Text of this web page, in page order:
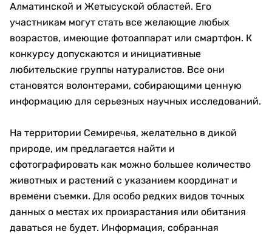
Алматинской и Жетысуской областей. Его
участникам могут стать все желающие любых
возрастов, имеющие фотоаппарат или смартфон. К
конкурсу допускаются и инициативные
любительские группы натуралистов. Все они
становятся волонтерами, собирающими ценную
информацию для серьезных научных исследований.
На территории Семиречья, желательно в дикой
природе, им предлагается найти и
сфотографировать как можно большее количество
животных и растений с указанием координат и
времени съемки. Для особо редких видов точных
данных о местах их произрастания или обитания
даваться не будет. Информация, собранная